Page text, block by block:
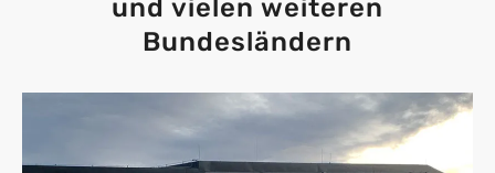
und vielen weiteren
Bundesländern